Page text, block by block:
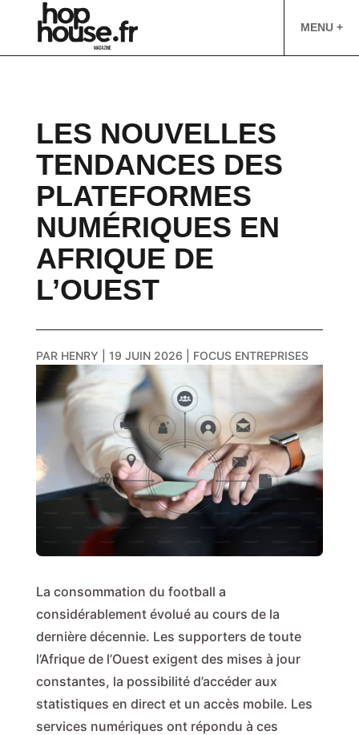
MENU +
LES NOUVELLES
TENDANCES DES
PLATEFORMES
NUMÉRIQUES EN
AFRIQUE DE
L’OUEST
PAR HENRY 19 JUIN 2026 FOCUS ENTREPRISES
La consommation du football a
considérablement évolué au cours de la
dernière décennie. Les supporters de toute
l’Afrique de l’Ouest exigent des mises à jour
constantes, la possibilité d’accéder aux
statistiques en direct et un accès mobile. Les
services numériques ont répondu à ces